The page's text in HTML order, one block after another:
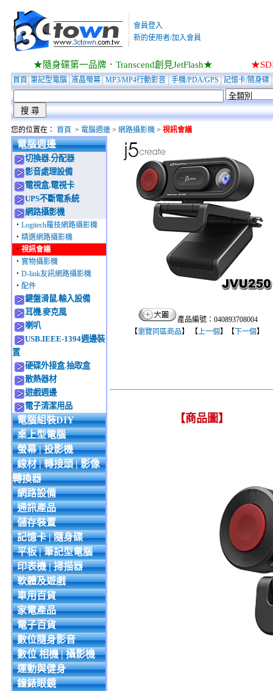
會員登入
新的使用者/加入會員
★隨身碟第一品牌．Transcend創見JetFlash★
首頁 筆記型電腦 液晶螢幕 MP3/MP4行動影音 手機/PDA/GPS 記憶卡/隨身碟
您的位置在： 首頁 > 電腦週邊> 網路攝影機> 視訊會議
電腦週邊
切換器.分配器
影音處理設備
電視盒.電視卡
UPS不斷電系統
網路攝影機
‧ Logitech羅技網路攝影機
‧ 精選網路攝影機
‧ 視訊會議
‧ 實物攝影機
‧ D-link友訊網路攝影機
‧ 配件
鍵盤滑鼠.輸入設備
耳機.麥克風
喇叭
USB.IEEE-1394週邊裝
置
硬碟外接盒.抽取盒
散熱器材
遊戲週邊
電子清潔用品
電腦組裝DIY
桌上型電腦
螢幕 | 投影機
線材 | 轉接頭 | 影像
轉換器
網路設備
通訊產品
儲存裝置
記憶卡 | 隨身碟
平板 | 筆記型電腦
印表機 | 掃描器
軟體及遊戲
車用百貨
家電產品
電子百貨
數位隨身影音
數位 相機 | 攝影機
運動與健身
鐘錶眼鏡
產品編號：040893708004
【瀏覽同區商品】 【上一個】【 下一個】
【商品圖】